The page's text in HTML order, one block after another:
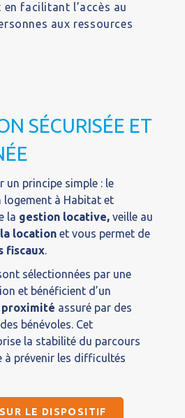
facilitant l’accès au
aux ressources
SÉCURISÉE ET
un principe simple : le
à Habitat et
la gestion locative, veille au
location et vous permet de
fiscaux.
sélectionnées par une
et bénéficient d’un
proximité assuré par des
bénévoles. Cet
la stabilité du parcours
à prévenir les difficultés
LE DISPOSITIF